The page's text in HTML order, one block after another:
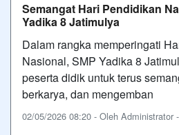
Semangat Hari Pendidikan
Yadika 8 Jatimulya
Dalam rangka memperingati
Nasional, SMP Yadika 8
peserta didik untuk terus
berkarya, dan mengemban
02/05/2026 08:20 - Oleh Administrator